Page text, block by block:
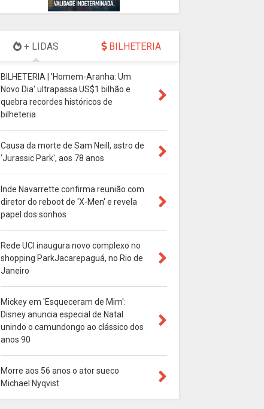
+ LIDAS BILHETERIA
BILHETERIA | 'Homem-Aranha: Um
Novo Dia' ultrapassa US$1 bilhão e
quebra recordes históricos de
bilheteria
Causa da morte de Sam Neill, astro de
'Jurassic Park', aos 78 anos
Inde Navarrette confirma reunião com
diretor do reboot de 'X-Men' e revela
papel dos sonhos
Rede UCI inaugura novo complexo no
shopping ParkJacarepaguá, no Rio de
Janeiro
Mickey em 'Esqueceram de Mim':
Disney anuncia especial de Natal
unindo o camundongo ao clássico dos
anos 90
Morre aos 56 anos o ator sueco
Michael Nyqvist